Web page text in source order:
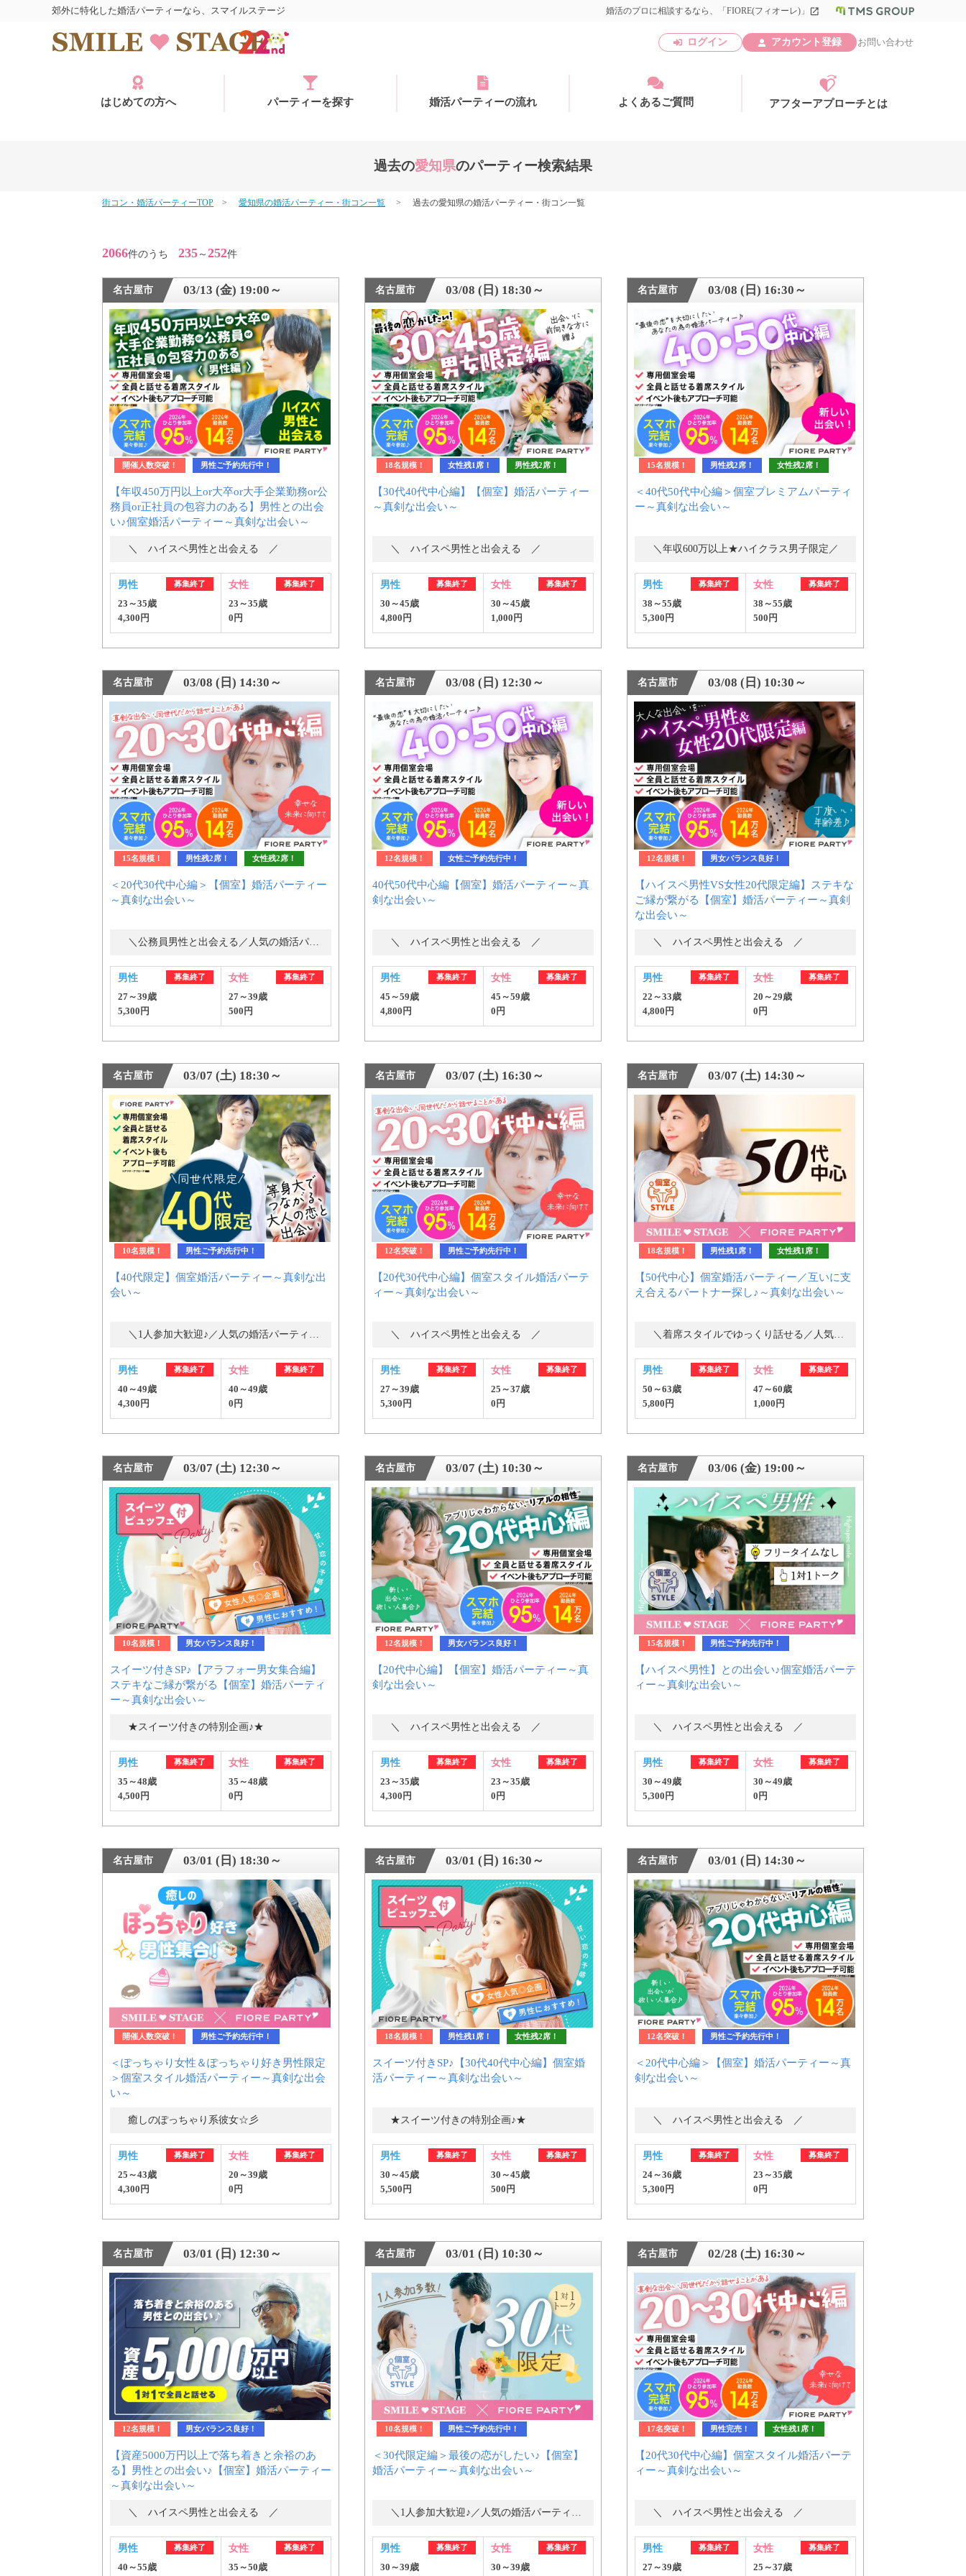
はじめての方へ
今週の婚活パーティー
婚活パーティーの流れ
よくあるご質問
アフターアプローチとは
個人情報保護方針launch
子どもの安全基準に関するポリシー launch
公式アカウントで最新情報を配信中！
PR
約1,300店の中から
おすすめの優良結婚相談所をご紹介
個人情報保護のため
プライバシーマークを
取得しております
郊外に特化した婚活パーティーなら、スマイルステージ 婚活のプロに相談するなら、「FIORE(フィオーレ)」 launch
ログイン アカウント登録 お問い合わせ
はじめての方へ パーティーを探す 婚活パーティーの流れ よくあるご質問 アフターアプローチとは
過去の愛知県のパーティー検索結果
街コン・婚活パーティーTOP 愛知県の婚活パーティー・街コン一覧 過去の愛知県の婚活パーティー・街コン一覧
2066件のうち 235 ～ 252件
名古屋市 03/13 (金) 19:00～
開催人数突破！ 男性ご予約先行中！
【年収450万円以上or大卒or大手企業勤務or公
務員or正社員の包容力のある】男性との出会
い♪個室婚活パーティー～真剣な出会い～
＼ ハイスペ男性と出会える ／
男性 募集終了
23～35歳
4,300円
女性 募集終了
23～35歳
0円
名古屋市 03/08 (日) 18:30～
18名規模！ 女性残1席！ 男性残2席！
【30代40代中心編】【個室】婚活パーティー
～真剣な出会い～
＼ ハイスペ男性と出会える ／
男性 募集終了
30～45歳
4,800円
女性 募集終了
30～45歳
1,000円
名古屋市 03/08 (日) 16:30～
15名規模！ 男性残2席！ 女性残2席！
＜40代50代中心編＞個室プレミアムパーティ
ー～真剣な出会い～
＼年収600万以上★ハイクラス男子限定／
男性 募集終了
38～55歳
5,300円
女性 募集終了
38～55歳
500円
名古屋市 03/08 (日) 14:30～
15名規模！ 男性残2席！ 女性残2席！
＜20代30代中心編＞【個室】婚活パーティー
～真剣な出会い～
男性 募集終了
27～39歳
5,300円
女性 募集終了
27～39歳
500円
名古屋市 03/08 (日) 12:30～
12名規模！ 女性ご予約先行中！
40代50代中心編【個室】婚活パーティー～真
剣な出会い～
＼ ハイスペ男性と出会える ／
男性 募集終了
45～59歳
4,800円
女性 募集終了
45～59歳
0円
名古屋市 03/08 (日) 10:30～
12名規模！ 男女バランス良好！
【ハイスペ男性VS女性20代限定編】ステキな
ご縁が繋がる【個室】婚活パーティー～真剣
な出会い～
＼ ハイスペ男性と出会える ／
男性 募集終了
22～33歳
4,800円
女性 募集終了
20～29歳
0円
名古屋市 03/07 (土) 18:30～
10名規模！ 男性ご予約先行中！
【40代限定】個室婚活パーティー～真剣な出
会い～
男性 募集終了
40～49歳
4,300円
女性 募集終了
40～49歳
0円
名古屋市 03/07 (土) 16:30～
12名突破！ 男性ご予約先行中！
【20代30代中心編】個室スタイル婚活パーテ
ィー～真剣な出会い～
＼ ハイスペ男性と出会える ／
男性 募集終了
27～39歳
5,300円
女性 募集終了
25～37歳
0円
名古屋市 03/07 (土) 14:30～
18名規模！ 男性残1席！ 女性残1席！
【50代中心】個室婚活パーティー／互いに支
え合えるパートナー探し♪～真剣な出会い～
男性 募集終了
50～63歳
5,800円
女性 募集終了
47～60歳
1,000円
名古屋市 03/07 (土) 12:30～
10名規模！ 男女バランス良好！
スイーツ付きSP♪【アラフォー男女集合編】
ステキなご縁が繋がる【個室】婚活パーティ
ー～真剣な出会い～
★スイーツ付きの特別企画♪★
男性 募集終了
35～48歳
4,500円
女性 募集終了
35～48歳
0円
名古屋市 03/07 (土) 10:30～
12名規模！ 男女バランス良好！
【20代中心編】【個室】婚活パーティー～真
剣な出会い～
＼ ハイスペ男性と出会える ／
男性 募集終了
23～35歳
4,300円
女性 募集終了
23～35歳
0円
名古屋市 03/06 (金) 19:00～
15名規模！ 男性ご予約先行中！
【ハイスペ男性】との出会い♪個室婚活パーテ
ィー～真剣な出会い～
＼ ハイスペ男性と出会える ／
男性 募集終了
30～49歳
5,300円
女性 募集終了
30～49歳
0円
名古屋市 03/01 (日) 18:30～
開催人数突破！ 男性ご予約先行中！
＜ぽっちゃり女性＆ぽっちゃり好き男性限定
＞個室スタイル婚活パーティー～真剣な出会
い～
癒しのぽっちゃり系彼女☆彡
男性 募集終了
25～43歳
4,300円
女性 募集終了
20～39歳
0円
名古屋市 03/01 (日) 16:30～
18名規模！ 男性残1席！ 女性残2席！
スイーツ付きSP♪【30代40代中心編】個室婚
活パーティー～真剣な出会い～
★スイーツ付きの特別企画♪★
男性 募集終了
30～45歳
5,500円
女性 募集終了
30～45歳
500円
名古屋市 03/01 (日) 14:30～
12名突破！ 男性ご予約先行中！
＜20代中心編＞【個室】婚活パーティー～真
剣な出会い～
＼ ハイスペ男性と出会える ／
男性 募集終了
24～36歳
5,300円
女性 募集終了
23～35歳
0円
名古屋市 03/01 (日) 12:30～
12名規模！ 男女バランス良好！
【資産5000万円以上で落ち着きと余裕のあ
る】男性との出会い♪【個室】婚活パーティー
～真剣な出会い～
＼ ハイスペ男性と出会える ／
男性 募集終了
40～55歳
女性 募集終了
35～50歳
名古屋市 03/01 (日) 10:30～
10名規模！ 男性ご予約先行中！
＜30代限定編＞最後の恋がしたい♪【個室】
婚活パーティー～真剣な出会い～
男性 募集終了
30～39歳
女性 募集終了
30～39歳
名古屋市 02/28 (土) 16:30～
17名突破！ 男性完売！ 女性残1席！
【20代30代中心編】個室スタイル婚活パーテ
ィー～真剣な出会い～
＼ ハイスペ男性と出会える ／
男性 募集終了
27～39歳
女性 募集終了
25～37歳